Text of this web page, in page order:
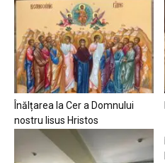
Înălțarea la Cer a Domnului
nostru Iisus Hristos